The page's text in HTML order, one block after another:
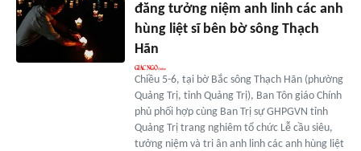
đăng tưởng niệm anh linh các anh
hùng liệt sĩ bên bờ sông Thạch
Hãn
Chiều 5-6, tại bờ Bắc sông Thạch Hãn (phường
Quảng Trị, tỉnh Quảng Trị), Ban Tôn giáo Chính
phủ phối hợp cùng Ban Trị sự GHPGVN tỉnh
Quảng Trị trang nghiêm tổ chức Lễ cầu siêu,
tưởng niệm và tri ân anh linh các anh hùng liệt